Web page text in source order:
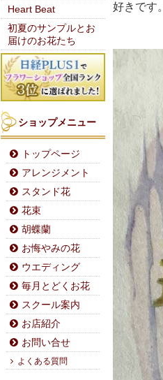
好きです。
Heart Beat
初夏のサンプルとお
届けのお花たち
ショップメニュー
トップページ
アレンジメント
スタンド花
花束
胡蝶蘭
お悔やみの花
ウエディング
毎月とどくお花
スクール案内
お店紹介
お問い合せ
よくある質問